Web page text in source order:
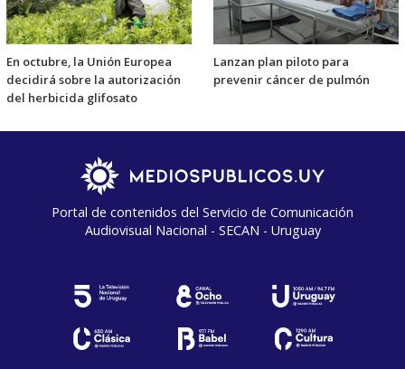
En octubre, la Unión Europea
decidirá sobre la autorización
del herbicida glifosato
Lanzan plan piloto para
prevenir cáncer de pulmón
Portal de contenidos del Servicio de Comunicación
Audiovisual Nacional - SECAN - Uruguay